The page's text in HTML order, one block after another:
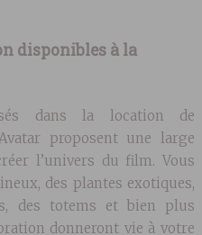
disponibles à la
dans la location de
proposent une large
l’univers du film. Vous
des plantes exotiques,
des totems et bien plus
donneront vie à votre